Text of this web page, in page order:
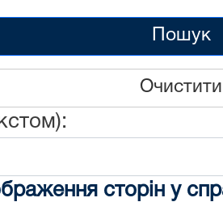
Пошук
Очистити
сторін у